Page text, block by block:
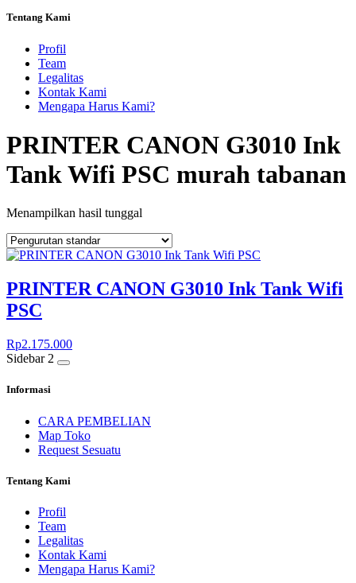
Tentang Kami
Profil
Team
Legalitas
Kontak Kami
Mengapa Harus Kami?
PRINTER CANON G3010 Ink
Tank Wifi PSC murah tabanan
Menampilkan hasil tunggal
PRINTER CANON G3010 Ink Tank Wifi
PSC
Rp2.175.000
Sidebar 2
Informasi
CARA PEMBELIAN
Map Toko
Request Sesuatu
Tentang Kami
Profil
Team
Legalitas
Kontak Kami
Mengapa Harus Kami?